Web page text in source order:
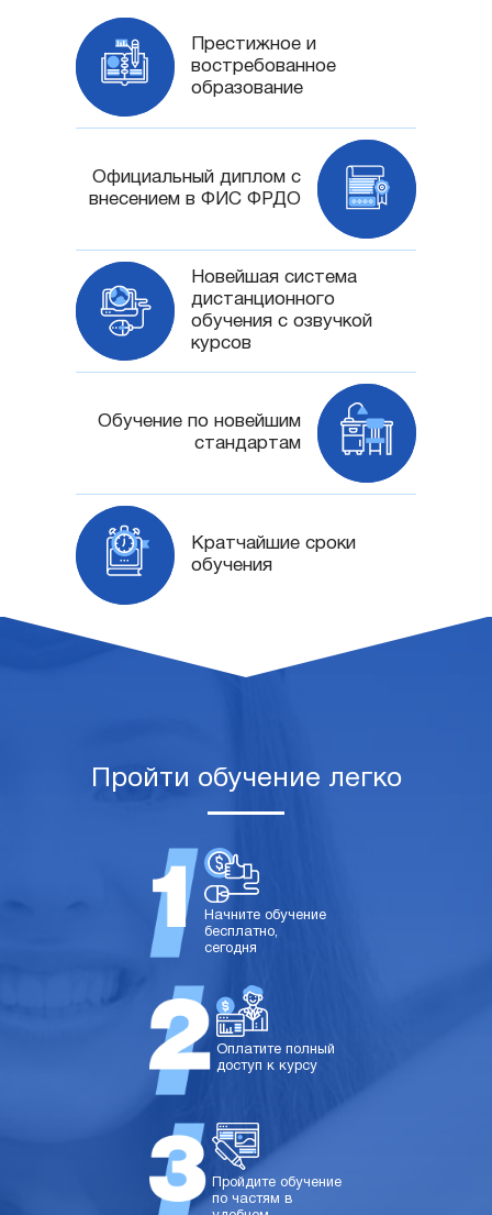
Престижное и
востребованное
образование
Официальный диплом с
внесением в ФИС ФРДО
Новейшая система
дистанционного
обучения с озвучкой
курсов
Обучение по новейшим
стандартам
Кратчайшие сроки
обучения
Пройти обучение легко
Начните обучение
бесплатно,
сегодня
Оплатите полный
доступ к курсу
Пройдите обучение
по частям в